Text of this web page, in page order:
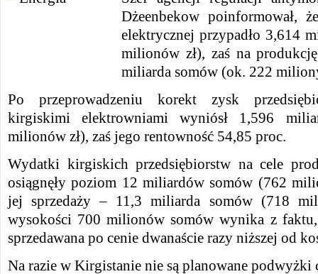
Dżeenbekow poinformował,
elektrycznej przypadło 3,614
milionów zł), zaś na
miliarda somów (ok. 222
Po przeprowadzeniu korekt zysk
kirgiskimi elektrowniami wyniósł 1,596
milionów zł), zaś jego rentowność 54,85 proc.
Wydatki kirgiskich przedsiębiorstw na cele
osiągnęły poziom 12 miliardów somów (762
jej sprzedaży – 11,3 miliarda somów (718
wysokości 700 milionów somów wynika z
sprzedawana po cenie dwanaście razy niższej od
Na razie w Kirgistanie nie są planowane podwyżki